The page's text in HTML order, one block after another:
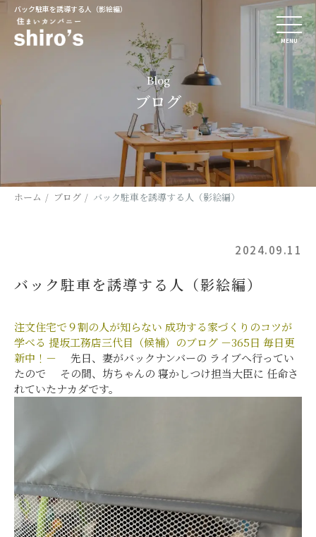
バック駐車を誘導する人（影絵編）
MENU
Blog
ブログ
ホーム ブログ バック駐車を誘導する人（影絵編）
2024.09.11
バック駐車を誘導する人（影絵編）
注文住宅で９割の人が知らない 成功する家づくりのコツが
学べる 提坂工務店三代目（候補）のブログ －365日 毎日更
新中！－ 先日、妻がバックナンバーの ライブへ行ってい
たので その間、坊ちゃんの 寝かしつけ担当大臣に 任命さ
れていたナカダです。